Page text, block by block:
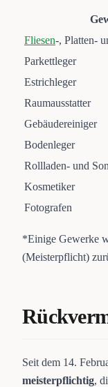
Fliesen-, Platten-
Parkettleger
Estrichleger
Raumausstatter
Gebäudereiniger
Bodenleger
Rollladen- und
Kosmetiker
Fotografen
*Einige Gewerke
(Meisterpflicht)
Seit dem 14.
meisterpflichtig,